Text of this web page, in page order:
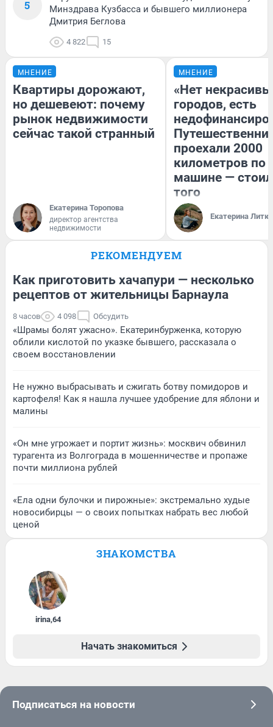
5
Минздрава Кузбасса и бывшего миллионера
Дмитрия Беглова
4 822 15
МНЕНИЕ
Квартиры дорожают,
но дешевеют: почему
рынок недвижимости
сейчас такой странный
Екатерина Торопова
директор агентства
недвижимости
МНЕНИЕ
«Нет
городов, есть
проехали 2000
километров по
машине —
того
Екатерина
РЕКОМЕНДУЕМ
Как приготовить хачапури — несколько
рецептов от жительницы Барнаула
8 часов 4 098 Обсудить
«Шрамы болят ужасно». Екатеринбурженка, которую
облили кислотой по указке бывшего, рассказала о
своем восстановлении
Не нужно выбрасывать и сжигать ботву помидоров и
картофеля! Как я нашла лучшее удобрение для яблони и
малины
«Он мне угрожает и портит жизнь»: москвич обвинил
турагента из Волгограда в мошенничестве и пропаже
почти миллиона рублей
«Ела одни булочки и пирожные»: экстремально худые
новосибирцы — о своих попытках набрать вес любой
ценой
ЗНАКОМСТВА
irina,64
Начать знакомиться
Подписаться на новости